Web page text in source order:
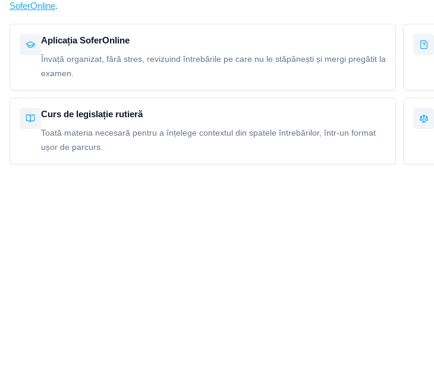
SoferOnline.
Aplicația SoferOnline
Învață organizat, fără stres, revizuind întrebările pe care nu le stăpânești și mergi pregătit la
examen.
Curs de legislație rutieră
Toată materia necesară pentru a înțelege contextul din spatele întrebărilor, într-un format
ușor de parcurs.